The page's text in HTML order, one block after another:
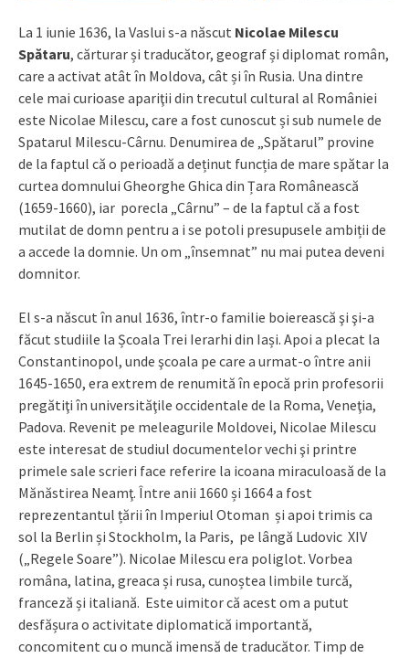
La 1 iunie 1636, la Vaslui s-a născut Nicolae Milescu
Spătaru, cărturar și traducător, geograf și diplomat român,
care a activat atât în Moldova, cât și în Rusia. Una dintre
cele mai curioase apariţii din trecutul cultural al României
este Nicolae Milescu, care a fost cunoscut și sub numele de
Spatarul Milescu-Cârnu. Denumirea de „Spătarul” provine
de la faptul că o perioadă a deținut funcția de mare spătar la
curtea domnului Gheorghe Ghica din Țara Românească
(1659-1660), iar porecla „Cârnu” – de la faptul că a fost
mutilat de domn pentru a i se potoli presupusele ambiții de
a accede la domnie. Un om „însemnat” nu mai putea deveni
domnitor.
El s-a născut în anul 1636, într-o familie boierească şi şi-a
făcut studiile la Școala Trei Ierarhi din Iași. Apoi a plecat la
Constantinopol, unde şcoala pe care a urmat-o între anii
1645-1650, era extrem de renumită în epocă prin profesorii
pregătiţi în universităţile occidentale de la Roma, Veneţia,
Padova. Revenit pe meleagurile Moldovei, Nicolae Milescu
este interesat de studiul documentelor vechi şi printre
primele sale scrieri face referire la icoana miraculoasă de la
Mănăstirea Neamţ. Între anii 1660 și 1664 a fost
reprezentantul țării în Imperiul Otoman și apoi trimis ca
sol la Berlin și Stockholm, la Paris, pe lângă Ludovic XIV
(„Regele Soare”). Nicolae Milescu era poliglot. Vorbea
româna, latina, greaca și rusa, cunoștea limbile turcă,
franceză și italiană. Este uimitor că acest om a putut
desfășura o activitate diplomatică importantă,
concomitent cu o muncă imensă de traducător. Timp de